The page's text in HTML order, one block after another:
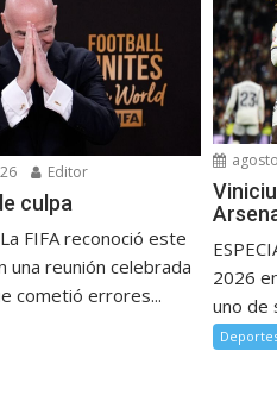
Editor
culpa
La FIFA reconoció este
una reunión celebrada
cometió errores...
2026
uno de